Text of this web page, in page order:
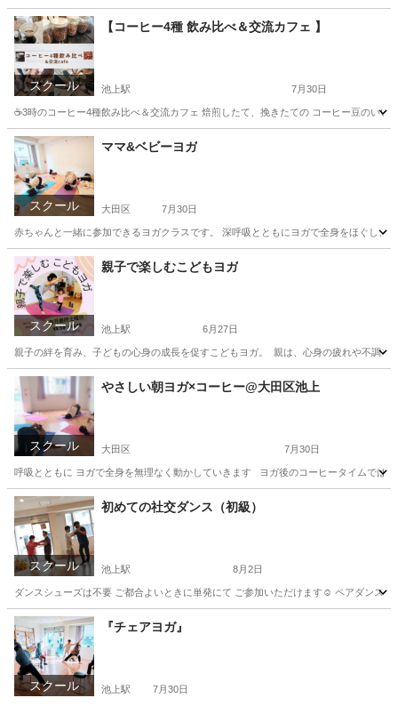
東京 大田区 池上駅 ヨガ スタジオ
スクール
【コーヒー4種 飲み比べ＆交流カフェ 】
池上駅 7月30日
☕3時のコーヒー4種飲み比べ＆交流カフェ 焙煎したて、挽きたての コーヒー豆のい
東京 大田区 コーヒー
スクール
ママ&ベビーヨガ
大田区 7月30日
赤ちゃんと一緒に参加できるヨガクラスです。 深呼吸とともにヨガで全身をほぐし
東京 大田区 ヨガ ママ
スクール
親子で楽しむこどもヨガ
池上駅 6月27日
親子の絆を育み、子どもの心身の成長を促すこどもヨガ。 親は、心身の疲れや不調
東京 大田区 池上駅 ヨガ 親子
スクール
やさしい朝ヨガ×コーヒー@大田区池上
大田区 7月30日
呼吸とともに ヨガで全身を無理なく動かしていきます ヨガ後のコーヒータイムでは
東京 大田区 ヨガ SNS
スクール
初めての社交ダンス（初級）
池上駅 8月2日
ダンスシューズは不要 ご都合よいときに単発にて ご参加いただけます☺️ ペアダンス
東京 大田区 池上駅 社交ダンス
スクール
『チェアヨガ』
池上駅 7月30日